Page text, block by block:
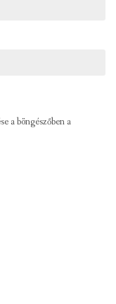
a böngészőben a